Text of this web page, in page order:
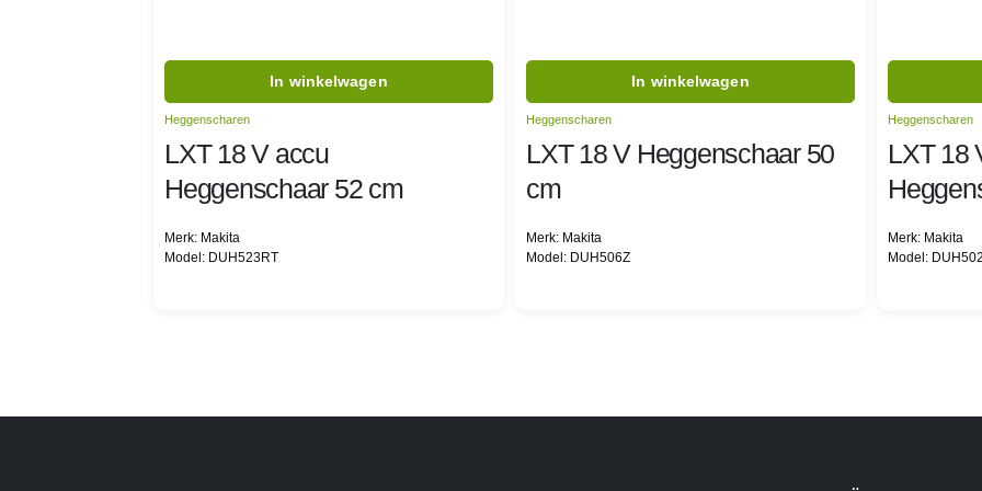
In winkelwagen
Heggenscharen
LXT 18 V accu
Heggenschaar 52 cm
Merk: Makita
Model: DUH523RT
In winkelwagen
Heggenscharen
LXT 18 V Heggenschaar 50
cm
Merk: Makita
Model: DUH506Z
Heggenscharen
LXT 18
Merk: Makita
Model: